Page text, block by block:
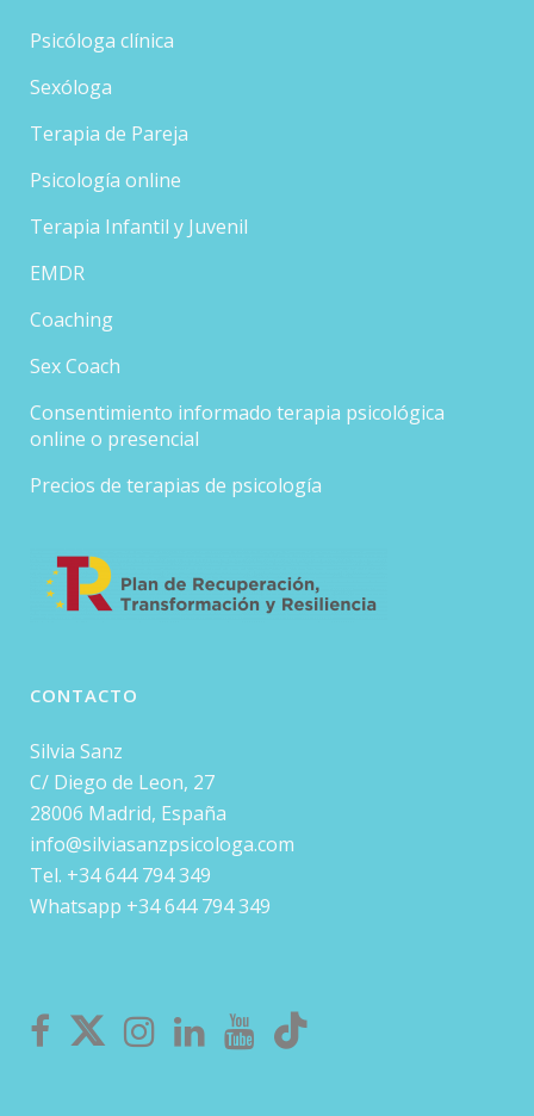
Psicóloga clínica
Sexóloga
Terapia de Pareja
Psicología online
Terapia Infantil y Juvenil
EMDR
Coaching
Sex Coach
Consentimiento informado terapia psicológica
online o presencial
Precios de terapias de psicología
CONTACTO
Silvia Sanz
C/ Diego de Leon, 27
28006 Madrid, España
info@silviasanzpsicologa.com
Tel. +34 644 794 349
Whatsapp +34 644 794 349